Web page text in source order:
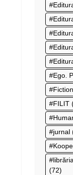
Ego.
FILIT
jurnal
(72)